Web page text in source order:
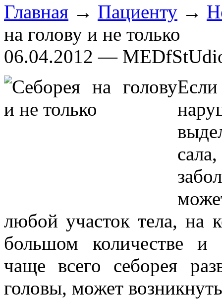
Главная → Пациенту →
на голову и не только
06.04.2012 —
любой участок тела, на
большом количестве и
чаще всего себорея
головы, может